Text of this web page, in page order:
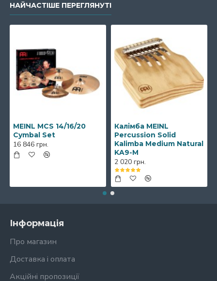
НАЙЧАСТІШЕ ПЕРЕГЛЯНУТІ
MEINL MCS 14/16/20
Cymbal Set
16 846 грн.
Калімба MEINL
Percussion Solid
Kalimba Medium Natural
KA9-M
2 020 грн.
Інформація
Про магазин
Доставка і оплата
Акційні пропозиції